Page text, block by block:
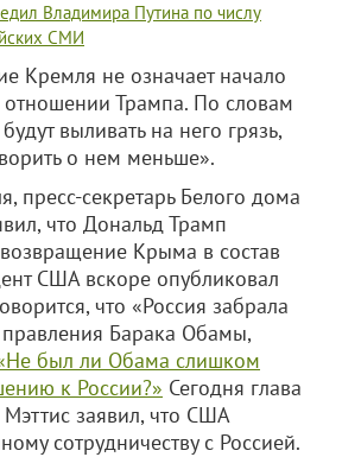
Владимира Путина по числу
СМИ
Кремля не означает начало
Трампа. По словам
выливать на него грязь,
о нем меньше».
пресс-секретарь Белого дома
что Дональд Трамп
Крыма в состав
США вскоре опубликовал
что «Россия забрала
Барака Обамы,
был ли Обама слишком
к России?» Сегодня глава
заявил, что США
сотрудничеству с Россией.